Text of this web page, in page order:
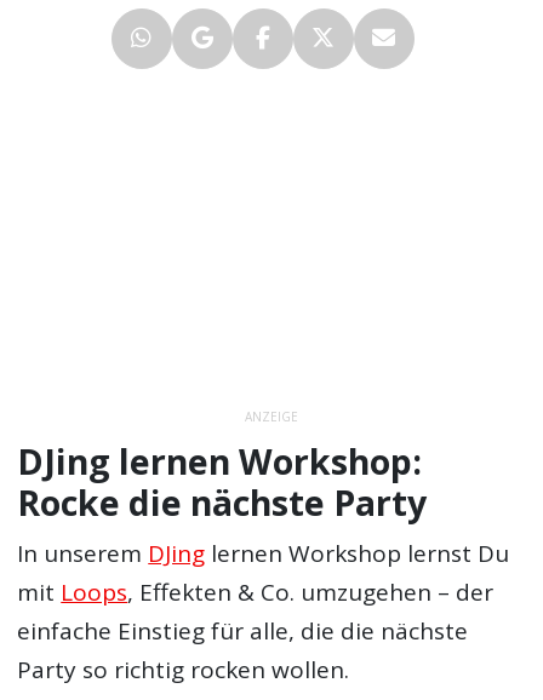
ANZEIGE
DJing lernen Workshop:
Rocke die nächste Party
In unserem DJing lernen Workshop lernst Du
mit Loops, Effekten & Co. umzugehen – der
einfache Einstieg für alle, die die nächste
Party so richtig rocken wollen.